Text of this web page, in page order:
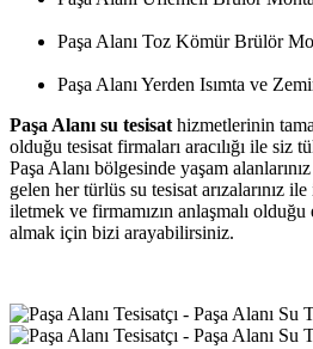
Paşa Alanı Toz Kömür Brülör
Paşa Alanı Yerden Isımta ve
Paşa Alanı su tesisat hizmetlerinin
olduğu tesisat firmaları aracılığı ile siz
Paşa Alanı bölgesinde yaşam
gelen her türlüs su tesisat arızalarınız
iletmek ve firmamızın anlaşmalı
almak için bizi arayabilirsiniz.